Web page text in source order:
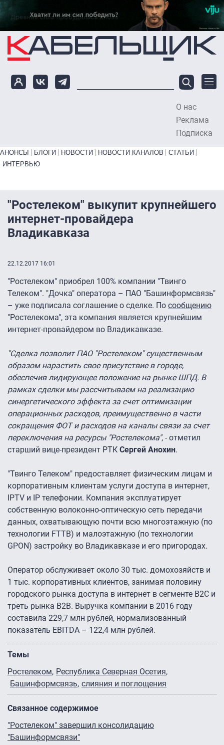
Перейти к основному содержанию
О нас
Реклама
Подписка
Primary links bottom
АНОНСЫ БЛОГИ НОВОСТИ НОВОСТИ КАНАЛОВ
СТАТЬИ
ИНТЕРВЬЮ
"Ростелеком" выкупит крупнейшего
интернет-провайдера
Владикавказа
22.12.2017 16:01
"Ростелеком" приобрел 100% компании "Твинго
Телеком". "Дочка" оператора – ПАО "Башинформсвязь"
– уже подписала соглашение о сделке. По сообщению
"Ростелекома", эта компания является крупнейшим
интернет-провайдером во Владикавказе.
"Сделка позволит ПАО "Ростелеком" существенным
образом нарастить свое присутствие в городе,
обеспечив лидирующее положение на рынке ШПД. В
рамках сделки мы рассчитываем на реализацию
синергетического эффекта за счет оптимизации
операционных расходов, преимущественно в части
сокращения ФОТ и расходов на каналы связи за счет
переключения на ресурсы "Ростелекома", - отметил
старший вице-президент РТК Сергей Анохин.
"Твинго Телеком" предоставляет физическим лицам и
корпоративным клиентам услуги доступа в интернет,
IPTV и IP телефонии. Компания эксплуатирует
собственную волоконно-оптическую сеть передачи
данных, охватывающую почти всю многоэтажную (по
технологии FTTB) и малоэтажную (по технологии
GPON) застройку во Владикавказе и его пригородах.
Оператор обслуживает около 30 тыс. домохозяйств и
1 тыс. корпоративных клиентов, занимая половину
городского рынка доступа в интернет в сегменте B2С и
треть рынка B2B. Выручка компании в 2016 году
составила 229,7 млн рублей, нормализованный
показатель EBITDA – 122,4 млн рублей.
Темы
Ростелеком Республика Северная Осетия
Башинформсвязь слияния и поглощения
Связанное содержимое
"Ростелеком" завершил консолидацию
"Башинформсвязи"